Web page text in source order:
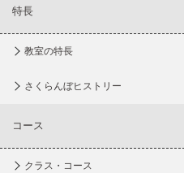
特長
教室の特長
さくらんぼヒストリー
コース
クラス・コース